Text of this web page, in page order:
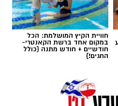
הזמרים כבר ידעו
חושב.
שיר המחאה המזרחי
להתנגן ברקע כמעט בכל
"איזו מדינה" כנראה היה
חוויית הקיץ המושלמת: הכל
במקום אחד ברשת הקאנטרי-
חודשיים + חודש מתנה (כולל
החגים!)